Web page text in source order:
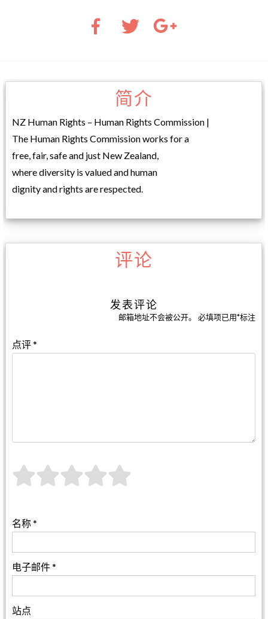
简介
NZ Human Rights – Human Rights Commission |
The Human Rights Commission works for a
free, fair, safe and just New Zealand,
where diversity is valued and human
dignity and rights are respected.
评论
发表评论
邮箱地址不会被公开。 必填项已用*标注
点评*
名称*
电子邮件*
站点